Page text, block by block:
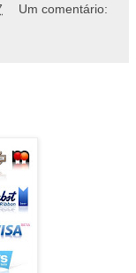
Um comentário: